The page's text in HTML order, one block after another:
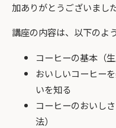
加ありがとうございました
講座の内容は、以下のよ
コーヒーの基本（
おいしいコーヒー
いを知る
コーヒーのおいし
法）